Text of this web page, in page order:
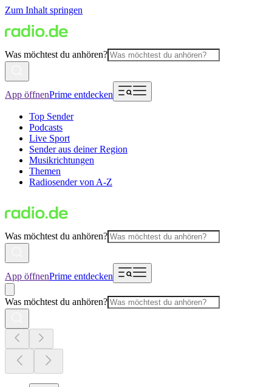
Zum Inhalt springen
Was möchtest du anhören?
App öffnenPrime entdecken
Top Sender
Podcasts
Live Sport
Sender aus deiner Region
Musikrichtungen
Themen
Radiosender von A-Z
Was möchtest du anhören?
App öffnenPrime entdecken
Was möchtest du anhören?